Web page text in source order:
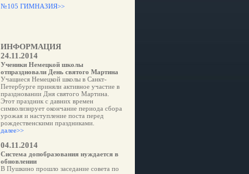
№105 ГИМНАЗИЯ>>
ИНФОРМАЦИЯ
24.11.2014
Ученики Немецкой школы
отпраздновали День святого Мартина
Учащиеся Немецкой школы в Санкт-
Петербурге приняли активное участие в
праздновании Дня святого Мартина.
Этот праздник с давних времен
символизирует окончание периода сбора
урожая и наступление поста перед
рождественскими праздниками.
далее>>
04.11.2014
Система допобразования нуждается в
обновлении
В Пушкино прошло заседание совета по